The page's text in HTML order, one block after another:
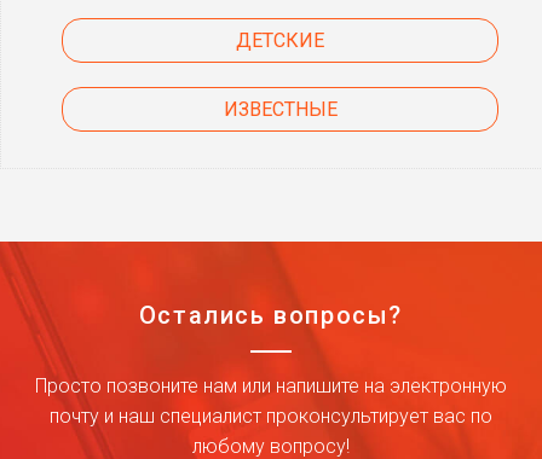
ДЕТСКИЕ
ИЗВЕСТНЫЕ
Остались вопросы?
Просто позвоните нам или напишите на электронную
почту и наш специалист проконсультирует вас по
любому вопросу!